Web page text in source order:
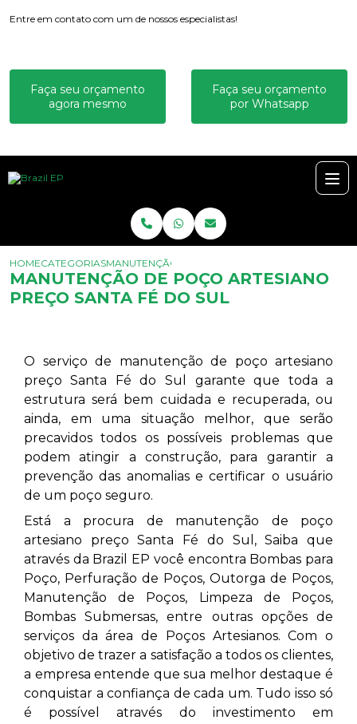
Entre em contato com um de nossos especialistas!
Faça seu orçamento
agora mesmo
Faça seu orçamento
por Whatsapp
HOMECATEGORIASMANUTENÇÃO DE POÇO ARTESIANO PREÇO
MANUTENÇÃO DE POÇO ARTESIANO
PREÇO SANTA FÉ DO SUL
O serviço de manutenção de poço artesiano
preço Santa Fé do Sul
garante que toda a
estrutura será bem cuidada e recuperada, ou
ainda, em uma situação melhor, que serão
precavidos todos os possíveis problemas que
podem atingir a construção, para garantir a
prevenção das anomalias e certificar o usuário
de um poço seguro.
Está a procura de manutenção de poço
artesiano preço Santa Fé do Sul, Saiba que
através da Brazil EP você encontra Bombas para
Poço, Perfuração de Poços, Outorga de Poços,
Manutenção de Poços, Limpeza de Poços,
Bombas Submersas, entre outras opções de
serviços da área de Poços Artesianos. Com o
objetivo de trazer a satisfação a todos os clientes,
a empresa entende que sua melhor destaque é
conquistar a confiança de cada um. Tudo isso só
é possível através do investimento em